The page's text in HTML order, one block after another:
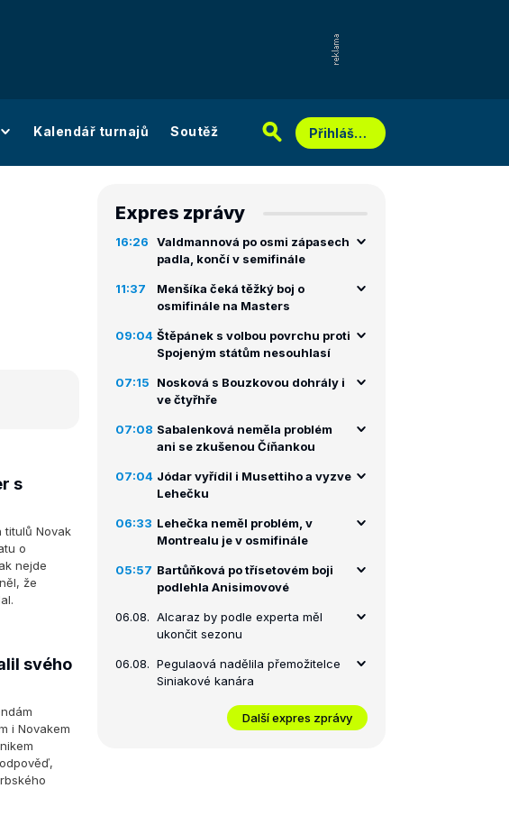
Kalendář turnajů Soutěž Přihlášení
s
titulů Novak
o
nejde
že
svého
i Novakem
Expres zprávy
16:26
Valdmannová po osmi zápasech
padla, končí v semifinále
11:37
Menšíka čeká těžký boj o
osmifinále na Masters
09:04 Štěpánek s volbou povrchu proti
Spojeným státům nesouhlasí
07:15
Nosková s Bouzkovou dohrály i
ve čtyřhře
07:08 Sabalenková neměla problém
ani se zkušenou Číňankou
07:04 Jódar vyřídil i Musettiho a vyzve
Lehečku
06:33 Lehečka neměl problém, v
Montrealu je v osmifinále
05:57 Bartůňková po třísetovém boji
podlehla Anisimovové
06.08. Alcaraz by podle experta měl
ukončit sezonu
06.08. Pegulaová nadělila přemožitelce
Siniakové kanára
Další expres zprávy